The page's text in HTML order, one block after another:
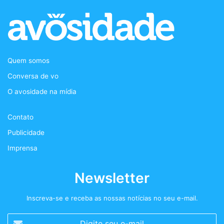
e
b
t
t
t
a
c
Quem somos
Conversa de vo
O avosidade na mídia
Contato
Publicidade
Imprensa
Newsletter
Inscreva-se e receba as nossas notícias no seu e-mail.